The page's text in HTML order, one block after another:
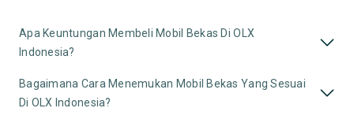
Apa Keuntungan Membeli Mobil Bekas Di OLX
Indonesia?
Bagaimana Cara Menemukan Mobil Bekas Yang Sesuai
Di OLX Indonesia?